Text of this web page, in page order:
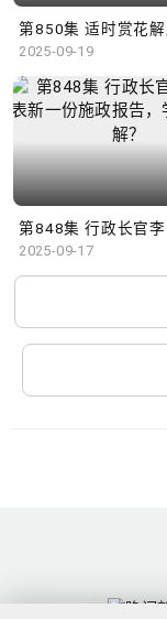
2025-09-19
2025-09-17